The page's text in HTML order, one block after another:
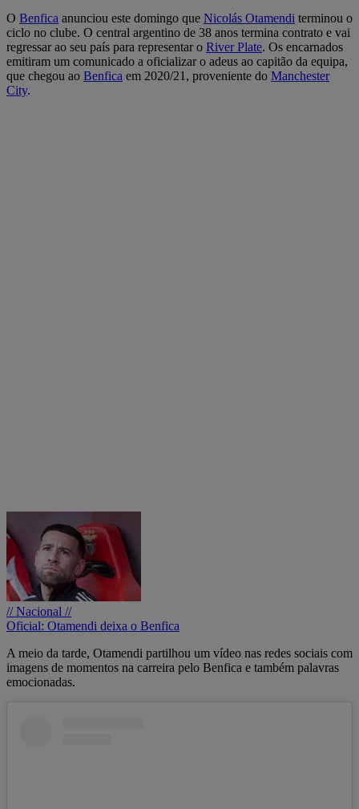
O Benfica anunciou este domingo que Nicolás Otamendi terminou o
ciclo no clube. O central argentino de 38 anos termina contrato e vai
regressar ao seu país para representar o River Plate. Os encarnados
emitiram um comunicado a oficializar o adeus ao capitão da equipa,
que chegou ao Benfica em 2020/21, proveniente do Manchester
City.
// Nacional //
Oficial: Otamendi deixa o Benfica
A meio da tarde, Otamendi partilhou um vídeo nas redes sociais com
imagens de momentos na carreira pelo Benfica e também palavras
emocionadas.